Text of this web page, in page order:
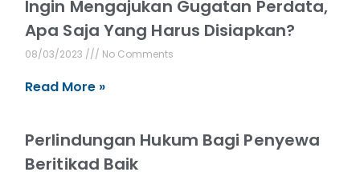
Ingin Mengajukan Gugatan Perdata,
Apa Saja Yang Harus Disiapkan?
08/03/2023 No Comments
Read More »
Perlindungan Hukum Bagi Penyewa
Beritikad Baik